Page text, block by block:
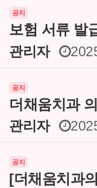
공지
보험 서류 발
관리자
공지
더채움치과
관리자
공지
[더채움치과